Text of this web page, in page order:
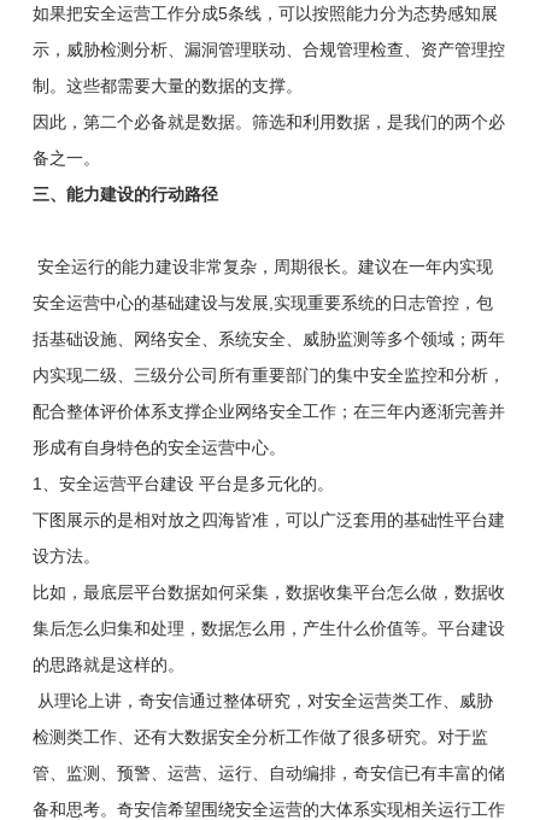
如果把安全运营工作分成5条线，可以按照能力分为态势感知展
示，威胁检测分析、漏洞管理联动、合规管理检查、资产管理控
制。这些都需要大量的数据的支撑。
因此，第二个必备就是数据。筛选和利用数据，是我们的两个必
备之一。
三、能力建设的行动路径
安全运行的能力建设非常复杂，周期很长。建议在一年内实现
安全运营中心的基础建设与发展,实现重要系统的日志管控，包
括基础设施、网络安全、系统安全、威胁监测等多个领域；两年
内实现二级、三级分公司所有重要部门的集中安全监控和分析，
配合整体评价体系支撑企业网络安全工作；在三年内逐渐完善并
形成有自身特色的安全运营中心。
1、安全运营平台建设 平台是多元化的。
下图展示的是相对放之四海皆准，可以广泛套用的基础性平台建
设方法。
比如，最底层平台数据如何采集，数据收集平台怎么做，数据收
集后怎么归集和处理，数据怎么用，产生什么价值等。平台建设
的思路就是这样的。
从理论上讲，奇安信通过整体研究，对安全运营类工作、威胁
检测类工作、还有大数据安全分析工作做了很多研究。对于监
管、监测、预警、运营、运行、自动编排，奇安信已有丰富的储
备和思考。奇安信希望围绕安全运营的大体系实现相关运行工作